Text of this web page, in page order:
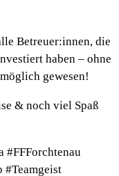
Betreuer:innen, die
haben – ohne
gewesen!
& noch viel Spaß
#FFForchtenau
#Teamgeist